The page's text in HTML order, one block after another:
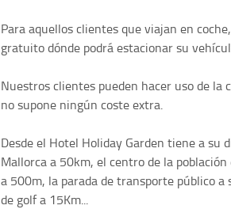
Para aquellos clientes que viajan en
gratuito dónde podrá estacionar su
Nuestros clientes pueden hacer uso de la
no supone ningún coste extra.
Desde el Hotel Holiday Garden tiene a su
Mallorca a 50km, el centro de la
a 500m, la parada de transporte público
de golf a 15Km...